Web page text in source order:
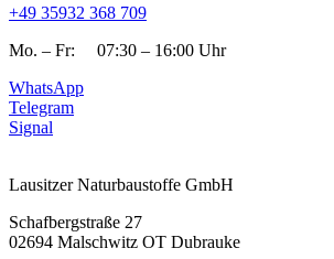
+49 35932 368 709
Mo. – Fr: 07:30 – 16:00 Uhr
WhatsApp
Telegram
Signal
Lausitzer Naturbaustoffe GmbH
Schafbergstraße 27
02694 Malschwitz OT Dubrauke